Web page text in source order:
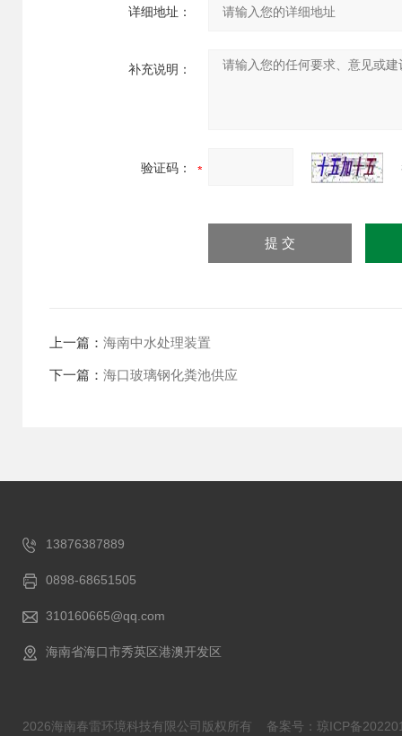
详细地址：
补充说明：
验证码：
上一篇： 海南中水处理装置
下一篇： 海口玻璃钢化粪池供应
13876387889
0898-68651505
310160665@qq.com
海南省海口市秀英区港澳开发区
2026海南春雷环境科技有限公司版权所有 备案号：琼ICP备